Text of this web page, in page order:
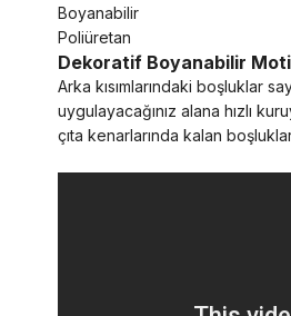
Boyanabilir
Poliüretan
Dekoratif Boyanabilir
Arka kısımlarındaki boşluklar
uygulayacağınız alana hızlı
çıta kenarlarında kalan